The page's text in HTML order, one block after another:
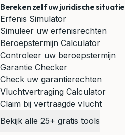
Bereken zelf uw juridische situatie
Erfenis Simulator
Simuleer uw erfenisrechten
Beroepstermijn Calculator
Controleer uw beroepstermijn
Garantie Checker
Check uw garantierechten
Vluchtvertraging Calculator
Claim bij vertraagde vlucht
Bekijk alle 25+ gratis tools